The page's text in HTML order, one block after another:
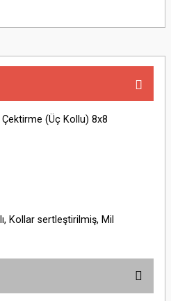
(Üç Kollu) 8x8
Kollar sertleştirilmiş, Mil